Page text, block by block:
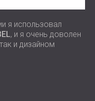
я использовал
, и я очень доволен
и дизайном